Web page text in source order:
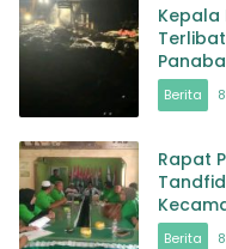
Kepala
Berita
Rapat
Tokoh
Berita